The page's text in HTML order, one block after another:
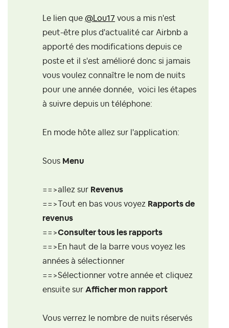
Le lien que @Lou17 vous a mis n'est
peut-être plus d'actualité car Airbnb a
apporté des modifications depuis ce
poste et il s'est amélioré donc si jamais
vous voulez connaître le nom de nuits
pour une année donnée, voici les étapes
à suivre depuis un téléphone:
En mode hôte allez sur l'application:
Sous Menu
==>allez sur Revenus
==>Tout en bas vous voyez Rapports de
revenus
==>Consulter tous les rapports
==>En haut de la barre vous voyez les
années à sélectionner
==>Sélectionner votre année et cliquez
ensuite sur Afficher mon rapport
Vous verrez le nombre de nuits réservés